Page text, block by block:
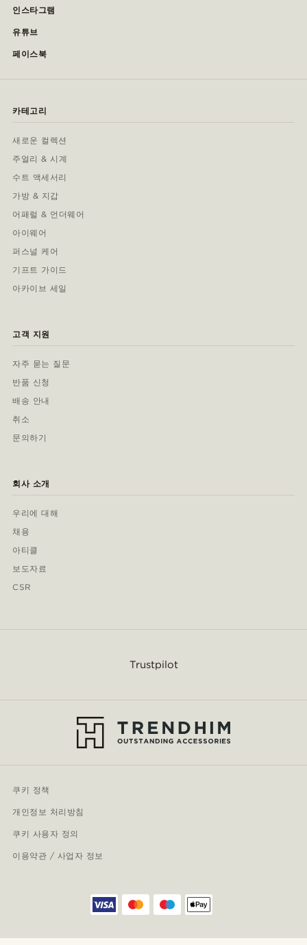
인스타그램
유튜브
페이스북
카테고리
새로운 컬렉션
주얼리 & 시계
수트 액세서리
가방 & 지갑
어패럴 & 언더웨어
아이웨어
퍼스널 케어
기프트 가이드
아카이브 세일
고객 지원
자주 묻는 질문
반품 신청
배송 안내
취소
문의하기
회사 소개
우리에 대해
채용
아티클
보도자료
CSR
Trustpilot
쿠키 정책
개인정보 처리방침
쿠키 사용자 정의
이용약관 / 사업자 정보